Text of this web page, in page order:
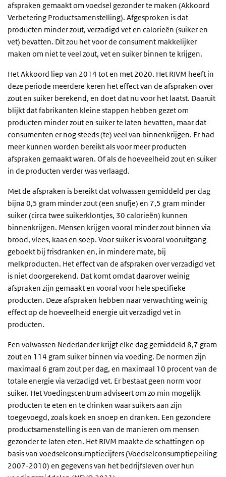
afspraken gemaakt om voedsel gezonder te maken (Akkoord
Verbetering Productsamenstelling). Afgesproken is dat
producten minder zout, verzadigd vet en calorieën (suiker en
vet) bevatten. Dit zou het voor de consument makkelijker
maken om niet te veel zout, vet en suiker binnen te krijgen.
Het Akkoord liep van 2014 tot en met 2020. Het RIVM heeft in
deze periode meerdere keren het effect van de afspraken over
zout en suiker berekend, en doet dat nu voor het laatst. Daaruit
blijkt dat fabrikanten kleine stappen hebben gezet om
producten minder zout en suiker te laten bevatten, maar dat
consumenten er nog steeds (te) veel van binnenkrijgen. Er had
meer kunnen worden bereikt als voor meer producten
afspraken gemaakt waren. Of als de hoeveelheid zout en suiker
in de producten verder was verlaagd.
Met de afspraken is bereikt dat volwassen gemiddeld per dag
bijna 0,5 gram minder zout (een snufje) en 7,5 gram minder
suiker (circa twee suikerklontjes, 30 calorieën) kunnen
binnenkrijgen. Mensen krijgen vooral minder zout binnen via
brood, vlees, kaas en soep. Voor suiker is vooral vooruitgang
geboekt bij frisdranken en, in mindere mate, bij
melkproducten. Het effect van de afspraken over verzadigd vet
is niet doorgerekend. Dat komt omdat daarover weinig
afspraken zijn gemaakt en vooral voor hele specifieke
producten. Deze afspraken hebben naar verwachting weinig
effect op de hoeveelheid energie uit verzadigd vet in
producten.
Een volwassen Nederlander krijgt elke dag gemiddeld 8,7 gram
zout en 114 gram suiker binnen via voeding. De normen zijn
maximaal 6 gram zout per dag, en maximaal 10 procent van de
totale energie via verzadigd vet. Er bestaat geen norm voor
suiker. Het Voedingscentrum adviseert om zo min mogelijk
producten te eten en te drinken waar suikers aan zijn
toegevoegd, zoals koek en snoep en dranken. Een gezondere
productsamenstelling is een van de manieren om mensen
gezonder te laten eten. Het RIVM maakte de schattingen op
basis van voedselconsumptiecijfers (Voedselconsumptiepeiling
2007-2010) en gegevens van het bedrijfsleven over hun